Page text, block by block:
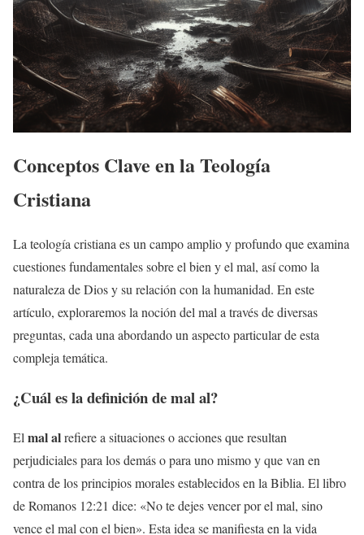
Conceptos Clave en la Teología
Cristiana
La teología cristiana es un campo amplio y profundo que examina
cuestiones fundamentales sobre el bien y el mal, así como la
naturaleza de Dios y su relación con la humanidad. En este
artículo, exploraremos la noción del mal a través de diversas
preguntas, cada una abordando un aspecto particular de esta
compleja temática.
¿Cuál es la definición demal al?
El mal alrefiere a situaciones o acciones que resultan
perjudiciales para los demás o para uno mismo y que van en
contra de los principios morales establecidos en la Biblia. El libro
de Romanos 12:21 dice: «No te dejes vencer por el mal, sino
vence el mal con el bien». Esta idea se manifiesta en la vida